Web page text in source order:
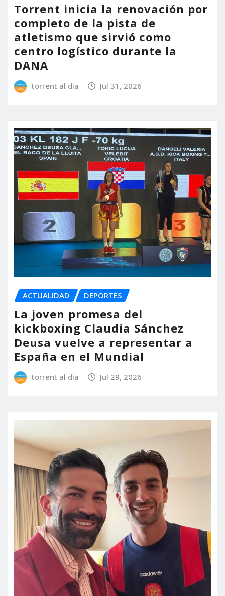
Torrent inicia la renovación por
completo de la pista de
atletismo que sirvió como
centro logístico durante la
DANA
torrent al dia Jul 31, 2026
ACTUALIDAD DEPORTES
La joven promesa del
kickboxing Claudia Sánchez
Deusa vuelve a representar a
España en el Mundial
torrent al dia Jul 29, 2026